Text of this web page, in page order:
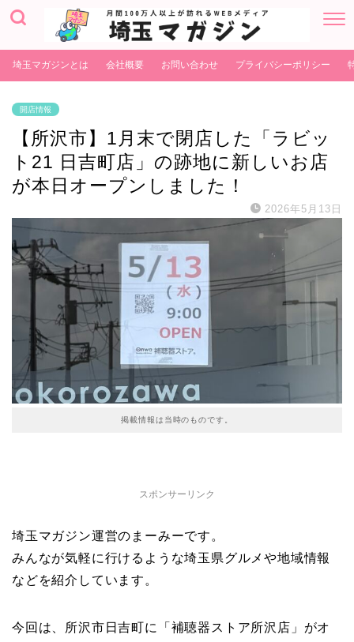
埼玉マガジンとは 会社概要 お問い合わせ プライバシーポリシー
開店情報
【所沢市】1月末で閉店した「ラビッ
ト21 日吉町店」の跡地に新しいお店
が本日オープンしました！
2026年5月13日
掲載情報は当時のものです。
スポンサーリンク
埼玉マガジン運営のまーみーです。
みんなが気軽に行けるような埼玉県グルメや地域情報
などを紹介しています。
今回は、所沢市日吉町に「補聴器ストア所沢店」がオ